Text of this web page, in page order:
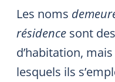
Les noms
résidence sont
d’habitation,
lesquels ils